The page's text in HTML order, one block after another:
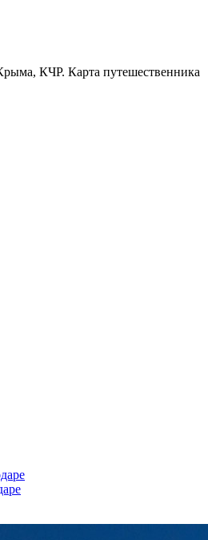
КЧР. Карта путешественника